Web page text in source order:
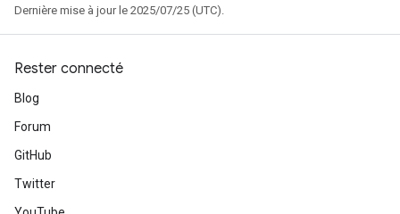
Dernière mise à jour le 2025/07/25 (UTC).
Rester connecté
Blog
Forum
GitHub
Twitter